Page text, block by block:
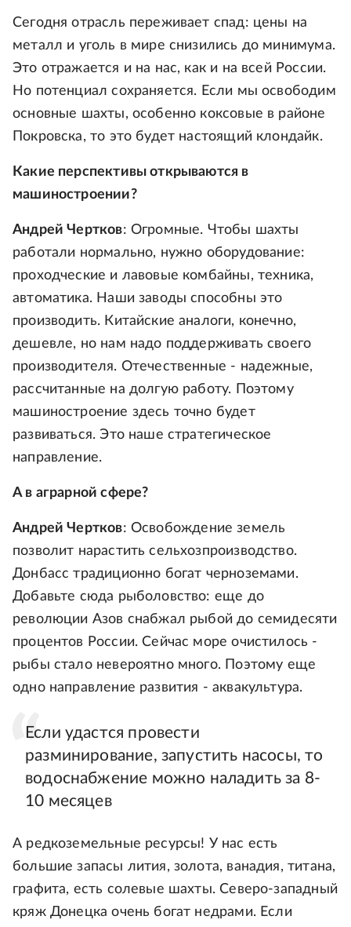
Сегодня отрасль переживает спад: цены на
металл и уголь в мире снизились до минимума.
Это отражается и на нас, как и на всей России.
Но потенциал сохраняется. Если мы освободим
основные шахты, особенно коксовые в районе
Покровска, то это будет настоящий клондайк.
Какие перспективы открываются в
машиностроении?
Андрей Чертков: Огромные. Чтобы шахты
работали нормально, нужно оборудование:
проходческие и лавовые комбайны, техника,
автоматика. Наши заводы способны это
производить. Китайские аналоги, конечно,
дешевле, но нам надо поддерживать своего
производителя. Отечественные - надежные,
рассчитанные на долгую работу. Поэтому
машиностроение здесь точно будет
развиваться. Это наше стратегическое
направление.
А в аграрной сфере?
Андрей Чертков: Освобождение земель
позволит нарастить сельхозпроизводство.
Донбасс традиционно богат черноземами.
Добавьте сюда рыболовство: еще до
революции Азов снабжал рыбой до семидесяти
процентов России. Сейчас море очистилось -
рыбы стало невероятно много. Поэтому еще
одно направление развития - аквакультура.
Если удастся провести
разминирование, запустить насосы, то
водоснабжение можно наладить за 8-
10 месяцев
А редкоземельные ресурсы! У нас есть
большие запасы лития, золота, ванадия, титана,
графита, есть солевые шахты. Северо-западный
кряж Донецка очень богат недрами. Если